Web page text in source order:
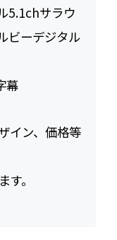
5.1chサラウ
ーデジタル
幕
イン、価格等
。